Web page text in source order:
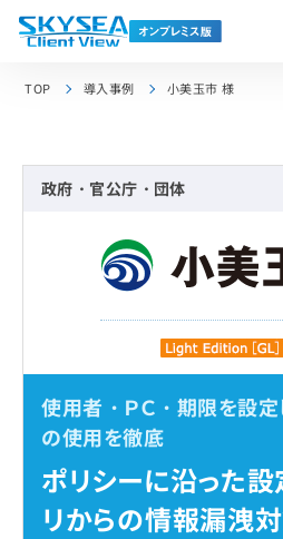
TOP 導入事例 小美玉市 様
政府・官公庁・団体
使用者・ＰＣ・期限を設
の使用を徹底
ポリシーに沿った設
リからの情報漏洩